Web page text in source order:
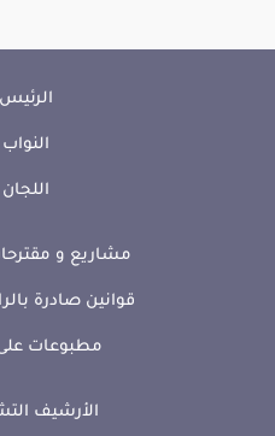
حسام محجوب
كتلة الأمانة والعمل
سنية بن مبروك
كتلة الأمانة والعمل
الرئيس
النواب
اللجان
مشاريع و
قوانين صادرة
مطبوعات
الأرشيف